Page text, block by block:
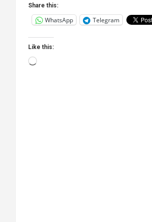
Share this:
WhatsApp Telegram
Like this:
Loading…